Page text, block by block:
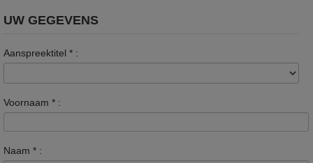
UW GEGEVENS
Aanspreektitel * :
Voornaam * :
Naam * :